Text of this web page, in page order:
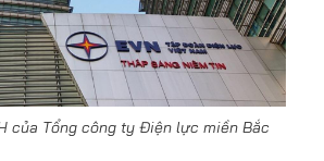
của Tổng công ty Điện lực miền Bắc